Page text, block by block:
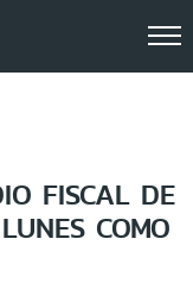
FISCAL DE
COMO